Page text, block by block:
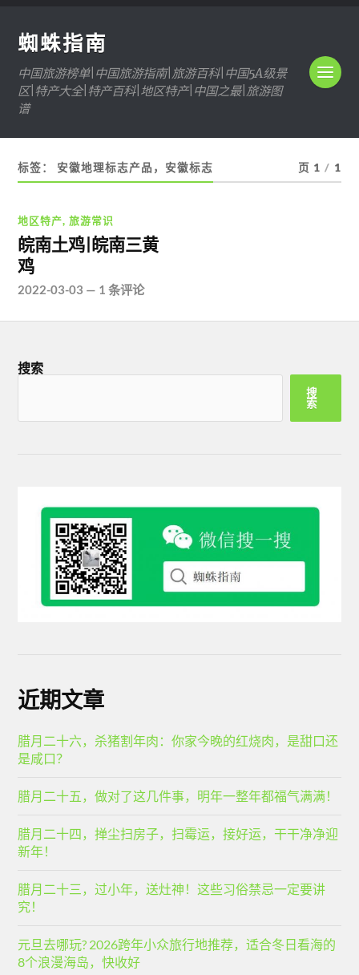
蜘蛛指南
中国旅游榜单|中国旅游指南|旅游百科|中国5A级景
区|特产大全|特产百科|地区特产|中国之最|旅游图
谱
标签： 安徽地理标志产品，安徽标志 页 1 / 1
地区特产,旅游常识
皖南土鸡|皖南三黄
鸡
2022-03-03 — 1 条评论
搜索
搜
索
近期文章
腊月二十六，杀猪割年肉：你家今晚的红烧肉，是甜口还
是咸口？
腊月二十五，做对了这几件事，明年一整年都福气满满！
腊月二十四，掸尘扫房子，扫霉运，接好运，干干净净迎
新年！
腊月二十三，过小年，送灶神！这些习俗禁忌一定要讲
究！
元旦去哪玩? 2026跨年小众旅行地推荐，适合冬日看海的
8个浪漫海岛，快收好